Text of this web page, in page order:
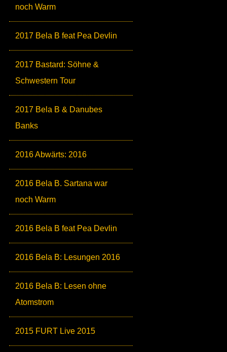
noch Warm
2017 Bela B feat Pea Devlin
2017 Bastard: Söhne &
Schwestern Tour
2017 Bela B & Danubes
Banks
2016 Abwärts: 2016
2016 Bela B. Sartana war
noch Warm
2016 Bela B feat Pea Devlin
2016 Bela B: Lesungen 2016
2016 Bela B: Lesen ohne
Atomstrom
2015 FURT Live 2015